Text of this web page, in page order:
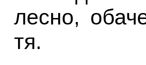
лесно,
тя.